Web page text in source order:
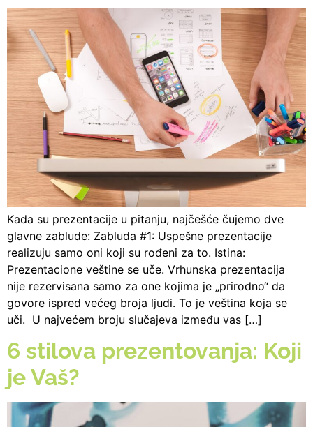
Kada su prezentacije u pitanju, najčešće čujemo dve
glavne zablude: Zabluda #1: Uspešne prezentacije
realizuju samo oni koji su rođeni za to. Istina:
Prezentacione veštine se uče. Vrhunska prezentacija
nije rezervisana samo za one kojima je „prirodno“ da
govore ispred većeg broja ljudi. To je veština koja se
uči. U najvećem broju slučajeva između vas […]
6 stilova prezentovanja: Koji
je Vaš?